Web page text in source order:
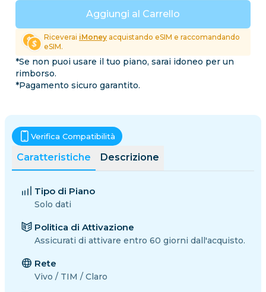
Aggiungi al Carrello
Riceverai iMoney acquistando eSIM e raccomandando
eSIM.
*Se non puoi usare il tuo piano, sarai idoneo per un
rimborso.
*Pagamento sicuro garantito.
Caratteristiche Descrizione
Verifica Compatibilità
Tipo di Piano
Solo dati
Politica di Attivazione
Assicurati di attivare entro 60 giorni dall'acquisto.
Rete
Vivo / TIM / Claro